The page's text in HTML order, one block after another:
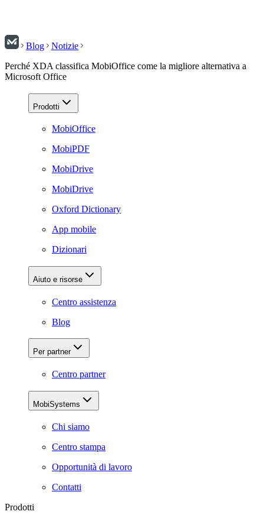
Blog
Notizie
Perché XDA classifica MobiOffice come la migliore alternativa a
Microsoft Office
Prodotti
MobiOffice
MobiPDF
MobiDrive
MobiDrive
Oxford Dictionary
App mobile
Dizionari
Aiuto e risorse
Centro assistenza
Blog
Per partner
Centro partner
MobiSystems
Chi siamo
Centro stampa
Opportunità di lavoro
Contatti
Prodotti